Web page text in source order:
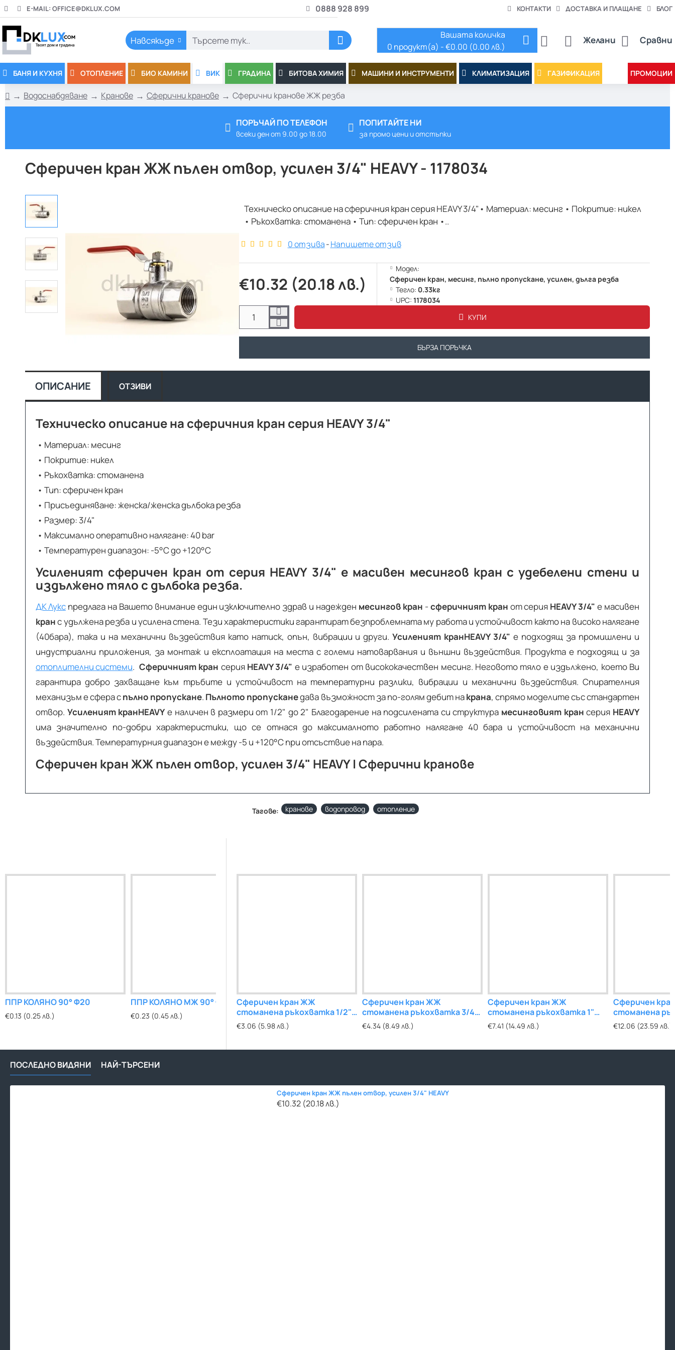
E-MAIL: OFFICE@DKLUX.COM 0888 928 899 КОНТАКТИ ДОСТАВКА И ПЛАЩАНЕ БЛОГ
Навсякъде
Търсете
Желани Сравни
Вашата количка
0 продукт(а) - €0.00 (0.00 лв.)
БАНЯ И КУХНЯ ОТОПЛЕНИЕ БИО КАМИНИ ВИК ГРАДИНА БИТОВА ХИМИЯ МАШИНИ И ИНСТРУМЕНТИ КЛИМАТИЗАЦИЯ ГАЗИФИКАЦИЯ ПРОМОЦИИ
h
Водоснабдяване Кранове Сферични кранове Сферични кранове ЖЖ резба
ПОРЪЧАЙ ПО ТЕЛЕФОН
всеки ден от 9.00 до 18.00
ПОПИТАЙТЕ НИ
за промо цени и отстъпки
Сферичен кран ЖЖ пълен отвор, усилен 3/4" HEAVY - 1178034
Техническо описание на сферичния кран серия HEAVY 3/4"• Материал: месинг • Покритие: никел
• Ръкохватка: стоманена • Тип: сферичен кран •..
0 отзива-Напишете отзив
€10.32 (20.18 лв.)
Модел:
Сферичен кран, месинг, пълно пропускане, усилен, дълга резба
Тегло: 0.33кг
UPC: 1178034
КУПИ
БЪРЗА ПОРЪЧКА
ОПИСАНИЕ ОТЗИВИ
Техническо описание на сферичния кран серия HEAVY 3/4"
• Материал: месинг
• Покритие: никел
• Ръкохватка: стоманена
• Тип: сферичен кран
• Присъединяване: женска/женска дълбока резба
• Размер: 3/4"
• Максимално оперативно налягане: 40 bar
• Температурен диапазон: -5°C до +120°C
Усиленият сферичен кран от серия HEAVY 3/4" е масивен месингов кран с удебелени стени и
издължено тяло с дълбока резба.
ДК Лукс предлага на Вашето внимание един изключително здрав и надежден месингов кран - сферичният кран от серия HEAVY 3/4" е масивен
кранс удължена резба и усилена стена. Тези характеристики гарантират безпроблемната му работа и устойчивост както на високо налягане
(40бара), така и на механични въздействия като натиск, опън, вибрации и други.Усиленият кранHEAVY 3/4" е подходящ за промишлени и
индустриални приложения, за монтаж и експлоатация на места с големи натоварвания и външни въздействия. Продукта е подходящ и за
отоплителни системи. Сферичният кран серияHEAVY 3/4" е изработен от висококачествен месинг. Неговото тяло е издължено, което Ви
гарантира добро захващане към тръбите и устойчивост на температурни разлики, вибрации и механични въздействия. Спирателния
механизъм е сфера спълно пропускане. Пълното пропусканедава възможност за по-голям дебит накрана, спрямо моделите със стандартен
отвор. Усиленият кранHEAVY е наличен в размери от 1/2" до 2" Благодарение на подсилената си структура месинговият кран серия HEAVY
има значително по-добри характеристики, що се отнася до максималното работно налягане 40 бара и устойчивост на механични
въздействия. Температурния диапазон е между -5 и +120°C при отсъствие на пара.
Сферичен кран ЖЖ пълен отвор, усилен 3/4" HEAVY | Сферични кранове
Тагове: кранове водопровод отопление
ППР КОЛЯНО 90° Ф20
€0.13 (0.25 лв.)
ППР КОЛЯНО МЖ 90° Ф20
€0.23 (0.45 лв.)
ППР ДЪГА 45° Ф20
€0.14 (0.27 лв.)
ППР ДЪГА МЖ 45° Ф20
€0.25 (0.49 лв.)
ППР РЕДУКТИВНА МУФА
Ф25хФ20
€0.17 (0.33 лв.)
ППР
€0.12 (0.23
Сферичен кран ЖЖ
стоманена ръкохватка 1/2"
WELL
€3.06 (5.98 лв.)
Сферичен кран ЖЖ
стоманена ръкохватка 3/4"
WELL
€4.34 (8.49 лв.)
Сферичен кран ЖЖ
стоманена ръкохватка 1"
WELL
€7.41 (14.49 лв.)
Сферичен
стоманена
WELL
€12.06 (23.59 лв.)
ПОСЛЕДНО ВИДЯНИ НАЙ-ТЪРСЕНИ
Сферичен кран ЖЖ пълен отвор, усилен 3/4" HEAVY
€10.32 (20.18 лв.)